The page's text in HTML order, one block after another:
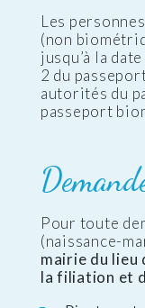
Les
(non
jusqu’à la
2 du
autorités du
passeport
Pour toute
(naissance-
mairie du lieu
la filiation et